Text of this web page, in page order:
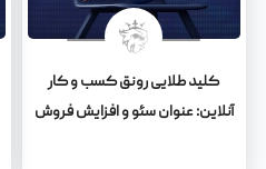
کلید طلایی رونق کسب و کار
آنلاین: عنوان سئو و افزایش فروش